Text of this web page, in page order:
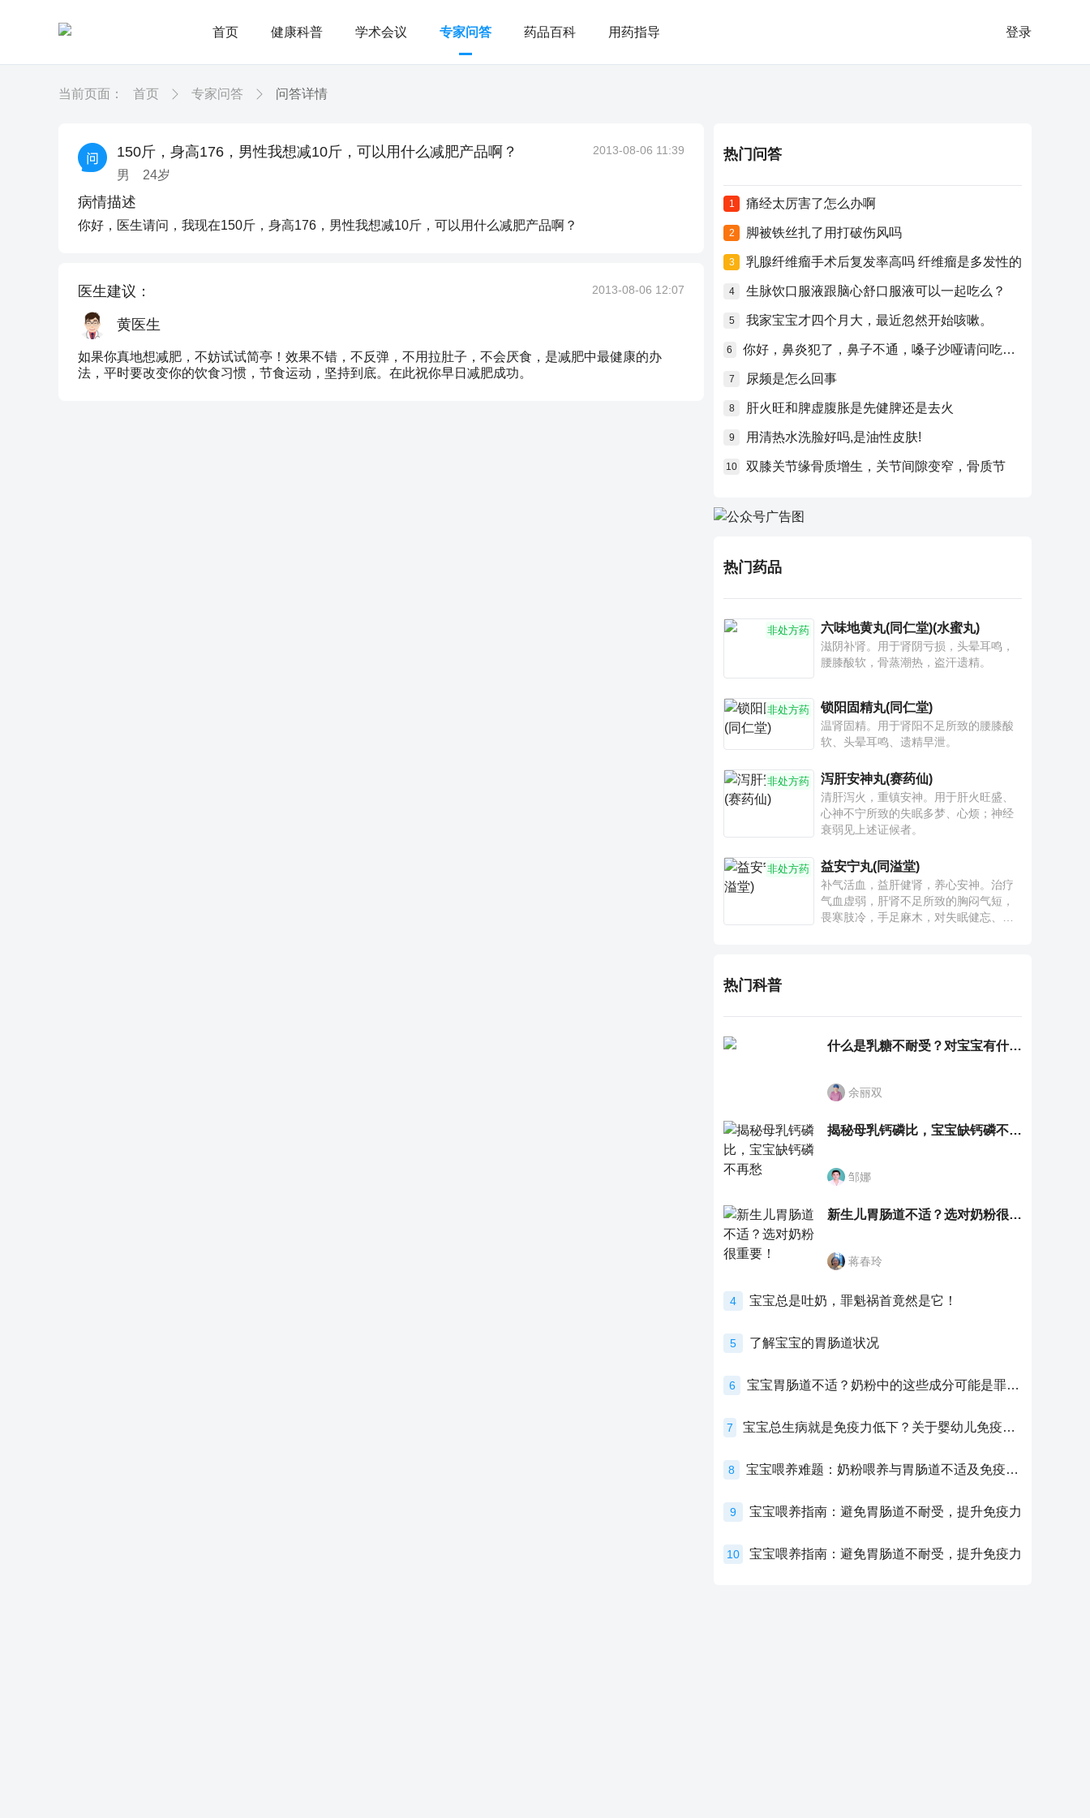
首页 健康科普 学术会议 专家问答 药品百科 用药指导 登录
当前页面： 首页 专家问答 问答详情
150斤，身高176，男性我想减10斤，可以用什么减肥产品啊？
男 24岁
2013-08-06 11:39
病情描述
你好，医生请问，我现在150斤，身高176，男性我想减10斤，可以用什么减肥产品啊？
医生建议： 2013-08-06 12:07
黄医生
如果你真地想减肥，不妨试试简亭！效果不错，不反弹，不用拉肚子，不会厌食，是减肥中最健康的办
法，平时要改变你的饮食习惯，节食运动，坚持到底。在此祝你早日减肥成功。
热门问答
1 痛经太厉害了怎么办啊
2 脚被铁丝扎了用打破伤风吗
3 乳腺纤维瘤手术后复发率高吗 纤维瘤是多发性的
4 生脉饮口服液跟脑心舒口服液可以一起吃么？
5 我家宝宝才四个月大，最近忽然开始咳嗽。
6 你好，鼻炎犯了，鼻子不通，嗓子沙哑请问吃什么药比较好？
7 尿频是怎么回事
8 肝火旺和脾虚腹胀是先健脾还是去火
9 用清热水洗脸好吗,是油性皮肤!
10 双膝关节缘骨质增生，关节间隙变窄，骨质节
热门药品
非处方药 六味地黄丸(同仁堂)(水蜜丸)
滋阴补肾。用于肾阴亏损，头晕耳鸣，
腰膝酸软，骨蒸潮热，盗汗遗精。
非处方药 锁阳固精丸(同仁堂)
温肾固精。用于肾阳不足所致的腰膝酸
软、头晕耳鸣、遗精早泄。
非处方药 泻肝安神丸(赛药仙)
清肝泻火，重镇安神。用于肝火旺盛、
心神不宁所致的失眠多梦、心烦；神经
衰弱见上述证候者。
非处方药 益安宁丸(同溢堂)
补气活血，益肝健肾，养心安神。治疗
气血虚弱，肝肾不足所致的胸闷气短，
畏寒肢冷，手足麻木，对失眠健忘、神
热门科普
什么是乳糖不耐受？对宝宝有什么影响？
余丽双
揭秘母乳钙磷比，宝宝缺钙磷不再愁
邹娜
新生儿胃肠道不适？选对奶粉很重要！
蒋春玲
4 宝宝总是吐奶，罪魁祸首竟然是它！
5 了解宝宝的胃肠道状况
6 宝宝胃肠道不适？奶粉中的这些成分可能是罪魁祸首！
7 宝宝总生病就是免疫力低下？关于婴幼儿免疫力的真相，家长必须了解！
8 宝宝喂养难题：奶粉喂养与胃肠道不适及免疫力提升的奥秘
9 宝宝喂养指南：避免胃肠道不耐受，提升免疫力
10 宝宝喂养指南：避免胃肠道不耐受，提升免疫力